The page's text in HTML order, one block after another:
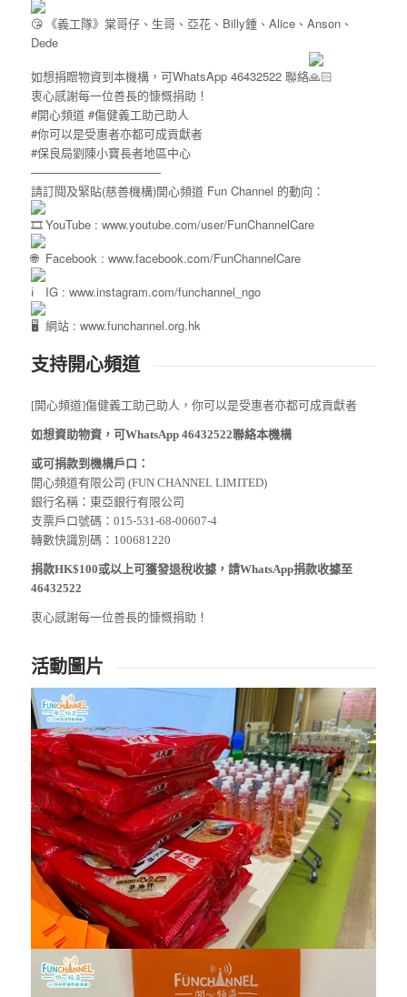
《義工隊》棠哥仔、生哥、亞花、Billy鍾、Alice、Anson、
Dede
如想捐贈物資到本機構，可WhatsApp 46432522 聯絡
衷心感謝每一位善長的慷慨捐助！
#開心頻道 #傷健義工助己助人
#你可以是受惠者亦都可成貢獻者
#保良局劉陳小寶長者地區中心
———————————
請訂閱及緊貼(慈善機構)開心頻道 Fun Channel 的動向：
YouTube : www.youtube.com/user/FunChannelCare
Facebook : www.facebook.com/FunChannelCare
IG : www.instagram.com/funchannel_ngo
網站 : www.funchannel.org.hk
支持開心頻道
[開心頻道]傷健義工助己助人，你可以是受惠者亦都可成貢獻者
如想資助物資，可WhatsApp 46432522聯絡本機構
或可捐款到機構戶口：
開心頻道有限公司 (FUN CHANNEL LIMITED)
銀行名稱：東亞銀行有限公司
支票戶口號碼：015-531-68-00607-4
轉數快識別碼：100681220
捐款HK$100或以上可獲發退稅收據，請WhatsApp捐款收據至
46432522
衷心感謝每一位善長的慷慨捐助！
活動圖片